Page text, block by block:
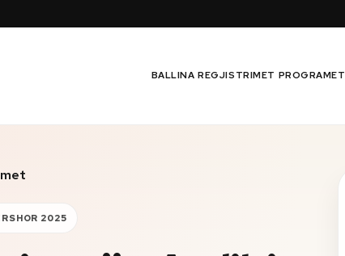
BALLINA REGJISTRIMET PROGRAMET
2025